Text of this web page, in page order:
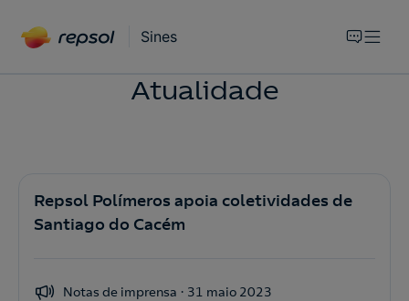
Sines
Atualidade
Repsol Polímeros apoia coletividades de
Santiago do Cacém
Notas de imprensa 31 maio 2023